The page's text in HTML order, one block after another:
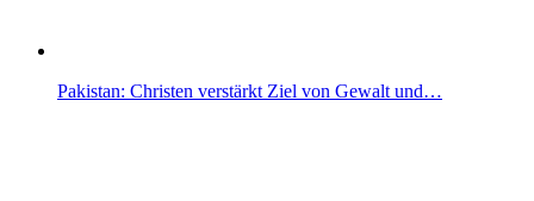
Pakistan: Christen verstärkt Ziel von Gewalt und…